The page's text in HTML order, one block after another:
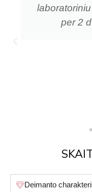
per 2
Deimanto